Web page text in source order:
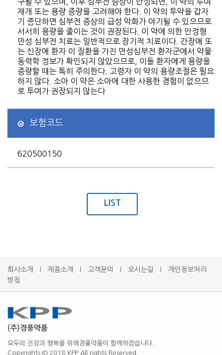
구될 수 있으며, 이후 심부전 증상이 안정되면, 이 약의 투여
재개 또는 용량 증량을 고려해야 한다. 이 약의 투약을 갑자
기 중단하면 심부전 증상의 급성 악화가 야기될 수 있으므로
서서히 용량을 줄이는 것이 권장된다. 이 약에 의한 안정형
만성 심부전 치료는 일반적으로 장기적 치료이다. 간장애 또
는 신장애 환자 이 질환을 가진 만성심부전 환자군에서 약물
동력학 정보가 확인되지 않았으므로, 이들 환자에게 용량을
증량할 때는 특히 주의한다. 고령자 이 약의 용량조절은 필요
하지 않다. 소아 이 약은 소아에 대한 사용한 경험이 없으므
로 투여가 권장되지 않는다
보험코드
620500150
LIST
회사소개 제품소개 고객문의 오시는길
개인정보처리
방침
(주)경풍약품
모두의 건강과 행복을 위해경풍약품이 함께하겠습니다.
Copyrights © 2018 KPP All rights Reserved.